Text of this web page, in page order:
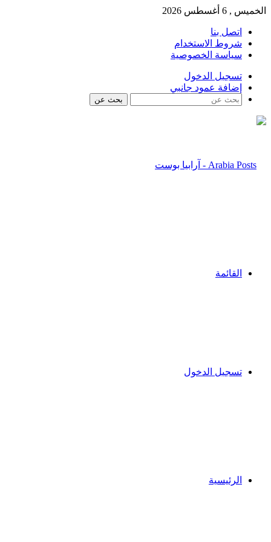
الخميس , 6 أغسطس 2026
اتصل بنا
شروط الاستخدام
سياسة الخصوصية
تسجيل الدخول
إضافة عمود جانبي
بحث عن
القائمة
تسجيل الدخول
الرئيسية